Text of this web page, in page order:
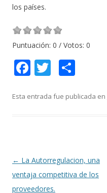
los países.
Puntuación: 0 / Votos: 0
F
e
k
T
itt m
r
Esta entrada fue publicada en
Navegación
de
entradas
← La Autorregulacion, una
ventaja competitiva de los
proveedores.